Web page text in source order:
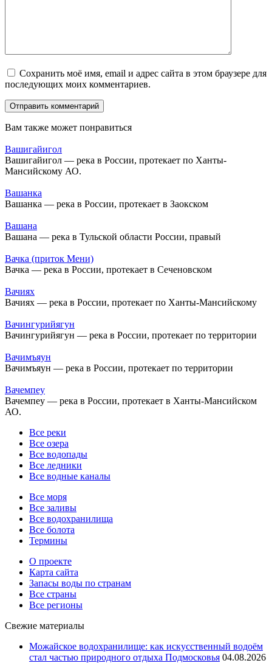
Сохранить моё имя, email и адрес сайта в этом браузере для
последующих моих комментариев.
Вам также может понравиться
Вашигайигол
Вашигайигол — река в России, протекает по Ханты-
Мансийскому АО.
Вашанка
Вашанка — река в России, протекает в Заокском
Вашана
Вашана — река в Тульской области России, правый
Вачка (приток Мени)
Вачка — река в России, протекает в Сеченовском
Вачиях
Вачиях — река в России, протекает по Ханты-Мансийскому
Вачингурийягун
Вачингурийягун — река в России, протекает по территории
Вачимъяун
Вачимъяун — река в России, протекает по территории
Вачемпеу
Вачемпеу — река в России, протекает в Ханты-Мансийском
АО.
Все реки
Все озера
Все водопады
Все ледники
Все водные каналы
Все моря
Все заливы
Все водохранилища
Все болота
Термины
О проекте
Карта сайта
Запасы воды по странам
Все страны
Все регионы
Свежие материалы
Можайское водохранилище: как искусственный водоём
стал частью природного отдыха Подмосковья 04.08.2026